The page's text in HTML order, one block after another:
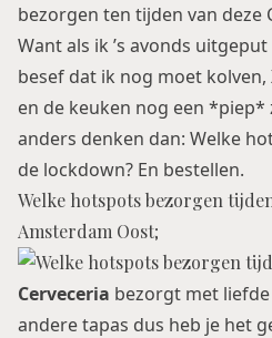
bezorgen ten tijden van deze
Want als ik ’s avonds
besef dat ik nog moet
en de keuken nog een *piep*
anders denken dan: Welke
de lockdown? En bestellen.
Welke hotspots bezorgen
Amsterdam Oost;
Cerveceria bezorgt met liefde
andere tapas dus heb je het